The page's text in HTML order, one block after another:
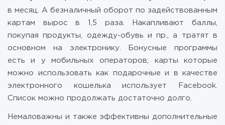
в месяц. А безналичный оборот по задействованным
картам вырос в 1,5 раза. Накапливают баллы,
покупая продукты, одежду-обувь и пр., а тратят в
основном на электронику. Бонусные программы
есть и у мобильных операторов; карты которые
можно использовать как подарочные и в качестве
электронного кошелька использует Facebook.
Список можно продолжать достаточно долго.
Немаловажны и также эффективны дополнительные